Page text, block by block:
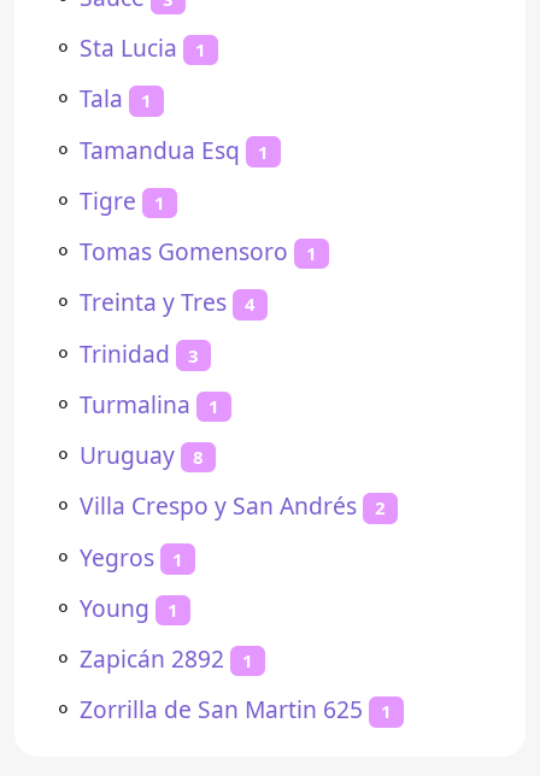
⚬ Sta Lucia 1
⚬ Tala 1
⚬ Tamandua Esq 1
⚬ Tigre 1
⚬ Tomas Gomensoro 1
⚬ Treinta y Tres 4
⚬ Trinidad 3
⚬ Turmalina 1
⚬ Uruguay 8
⚬ Villa Crespo y San Andrés 2
⚬ Yegros 1
⚬ Young 1
⚬ Zapicán 2892 1
⚬ Zorrilla de San Martin 625 1